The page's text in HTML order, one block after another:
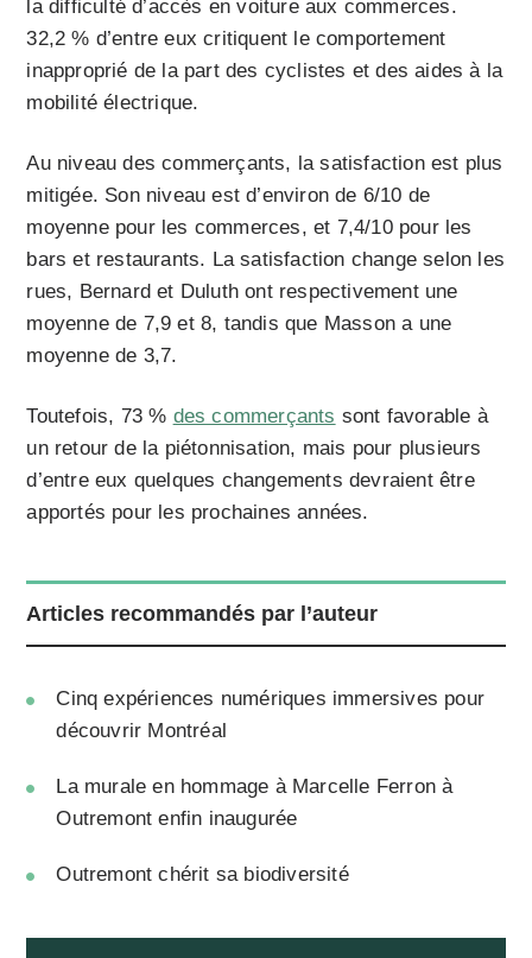
la difficulté d’accès en voiture aux commerces.
32,2 % d’entre eux critiquent le comportement
inapproprié de la part des cyclistes et des aides à la
mobilité électrique.
Au niveau des commerçants, la satisfaction est plus
mitigée. Son niveau est d’environ de 6/10 de
moyenne pour les commerces, et 7,4/10 pour les
bars et restaurants. La satisfaction change selon les
rues, Bernard et Duluth ont respectivement une
moyenne de 7,9 et 8, tandis que Masson a une
moyenne de 3,7.
Toutefois, 73 % des commerçants sont favorable à
un retour de la piétonnisation, mais pour plusieurs
d’entre eux quelques changements devraient être
apportés pour les prochaines années.
Articles recommandés par l’auteur
Cinq expériences numériques immersives pour
découvrir Montréal
La murale en hommage à Marcelle Ferron à
Outremont enfin inaugurée
Outremont chérit sa biodiversité